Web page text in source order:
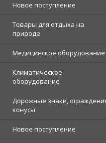
Новое поступление
Товары для отдыха на
природе
Медицинское оборудование
Климатическое
оборудование
Дорожные знаки,
конусы
Новое поступление